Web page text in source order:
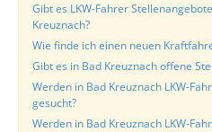
Gibt es LKW-Fahrer
Kreuznach?
Wie finde ich einen neuen
Gibt es in Bad Kreuznach offene
Werden in Bad Kreuznach LKW-
gesucht?
Werden in Bad Kreuznach LKW-